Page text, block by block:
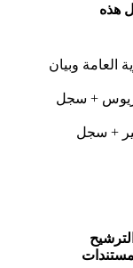
هذه
العامة وبيان
+ سجل
+ سجل